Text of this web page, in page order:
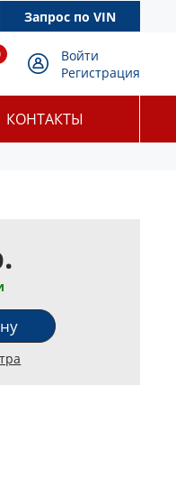
Запрос по VIN
Войти
Регистрация
КОНТАКТЫ